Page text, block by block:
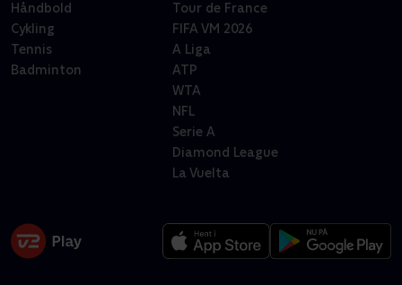
Håndbold
Cykling
Tennis
Badminton
Tour de France
FIFA VM 2026
A Liga
ATP
WTA
NFL
Serie A
Diamond League
La Vuelta